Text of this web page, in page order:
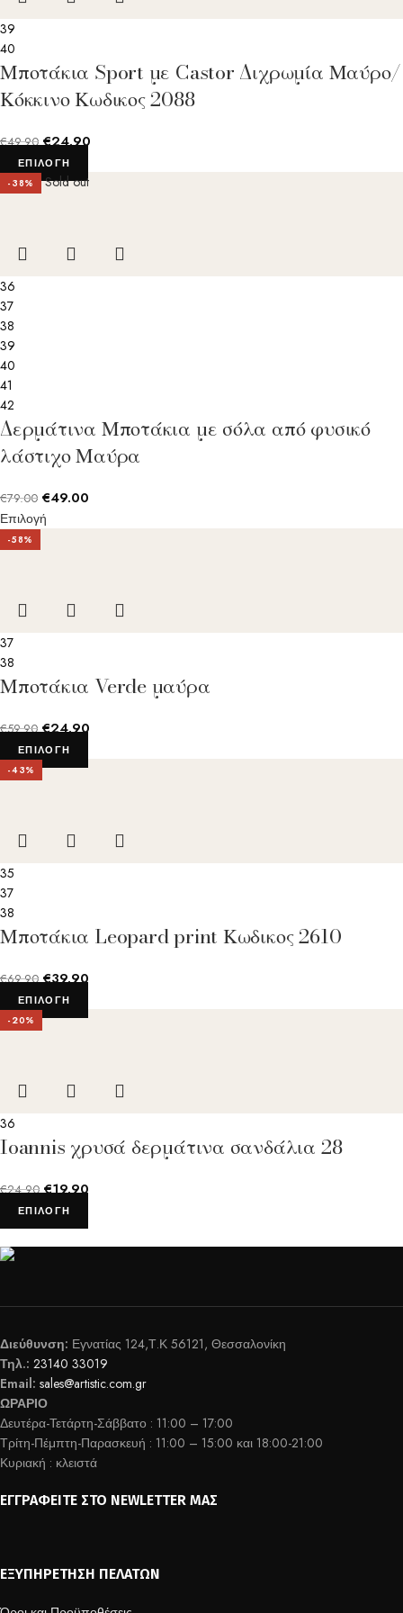
39
40
Μποτάκια Sport με Castor Διχρωμία Μαύρο/
Κόκκινο Κωδικος 2088
€49.90 €24.90
ΕΠΙΛΟΓΉ
-38% Sold out
36
37
38
39
40
41
42
Δερμάτινα Μποτάκια με σόλα από φυσικό
λάστιχο Μαύρα
€79.00 €49.00
Επιλογή
-58%
37
38
Μποτάκια Verde μαύρα
€59.90 €24.90
ΕΠΙΛΟΓΉ
-43%
35
37
38
Μποτάκια Leopard print Κωδικος 2610
€69.90 €39.90
ΕΠΙΛΟΓΉ
-20%
36
Ioannis χρυσά δερμάτινα σανδάλια 28
€24.90 €19.90
ΕΠΙΛΟΓΉ
Διεύθυνση: Εγνατίας 124,Τ.Κ 56121, Θεσσαλονίκη
Τηλ.: 23140 33019
Email: sales@artistic.com.gr
ΩΡΑΡΙΟ
Δευτέρα-Τετάρτη-Σάββατο : 11:00 – 17:00
Τρίτη-Πέμπτη-Παρασκευή : 11:00 – 15:00 και 18:00-21:00
Κυριακή : κλειστά
ΕΓΓΡΑΦΕΊΤΕ ΣΤΟ NEWLETTER ΜΑΣ
ΕΞΥΠΗΡΈΤΗΣΗ ΠΕΛΑΤΏΝ